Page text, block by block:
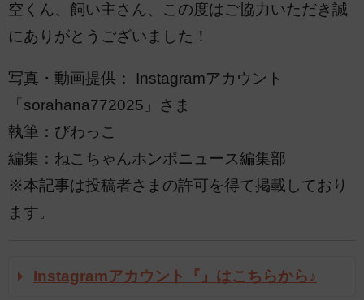
空くん、飼い主さん、この度はご協力いただき誠
にありがとうございました！
写真・動画提供： Instagramアカウント
「sorahana772025」さま
執筆：びわっこ
編集：ねこちゃんホンポニュース編集部
※本記事は投稿者さまの許可を得て掲載しており
ます。
Instagramアカウント『』はこちらから♪